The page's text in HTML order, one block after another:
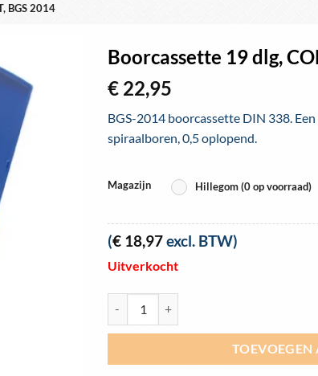
BGS 2014
Boorcassette 19 dlg,
€ 22,95
BGS-2014 boorcassette DIN 338.
spiraalboren, 0,5 oplopend.
Magazijn Hillegom (0 op voorraad)
(€ 18,97excl. BTW)
Uitverkocht